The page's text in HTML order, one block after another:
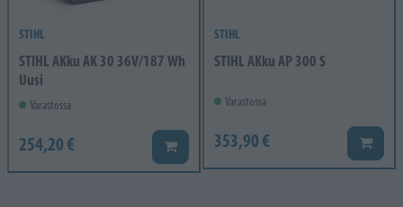
STIHL
STIHL AKku AK 30 36V/187 Wh
Uusi
Varastossa
254,20 € Lisää koriin
STIHL
STIHL AKku AP 300 S
Varastossa
353,90 € Lisää